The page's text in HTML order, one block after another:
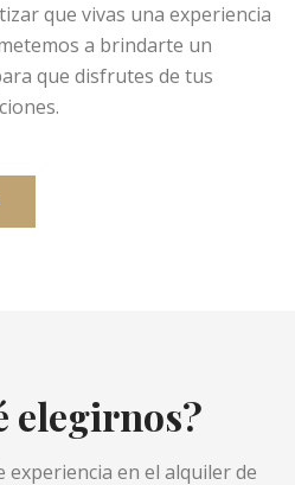
que vivas una experiencia
a brindarte un
que disfrutes de tus
elegirnos?
experiencia en el alquiler de